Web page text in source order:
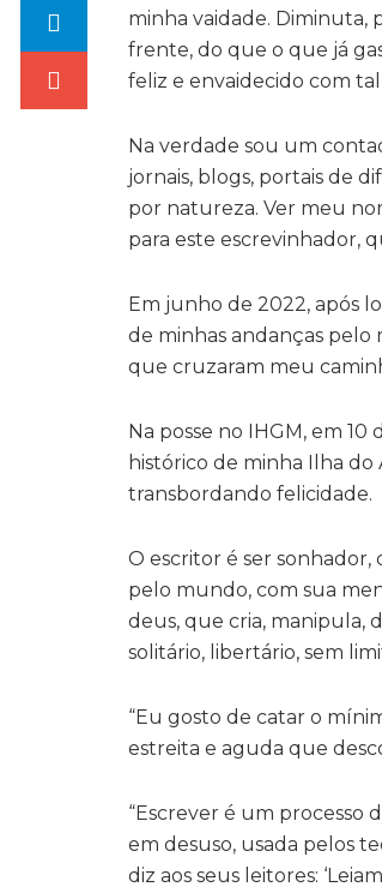
minha vaidade.
frente, do que o que já
feliz e envaidecido com
Na verdade sou um
jornais, blogs, portais de
por natureza. Ver meu
para este escrevinhador,
Em junho de 2022, após
de minhas andanças pelo
que cruzaram meu
Na posse no IHGM, em
histórico de minha Ilha
transbordando felicidade.
O escritor é ser sonhador,
pelo mundo, com sua
deus, que cria, manipula,
solitário, libertário, sem
“Eu gosto de catar o
estreita e aguda que
“Escrever é um processo
em desuso, usada pelos
diz aos seus leitores: